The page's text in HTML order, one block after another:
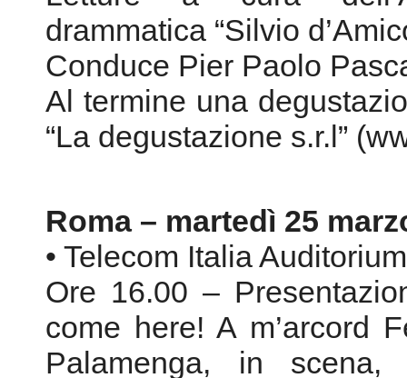
Roma – martedì 25
• Telecom Italia
Ore 16.00 –
Palamenga, in
Arcobaleno il 28 marzo
Ore 16.20 – Dacia
D’Assisi. Elogio della
Ne discute con la